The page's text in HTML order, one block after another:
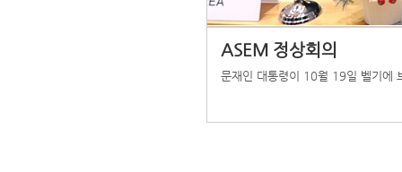
ASEM 정상회의
문재인 대통령이 10월 19일 벨기에